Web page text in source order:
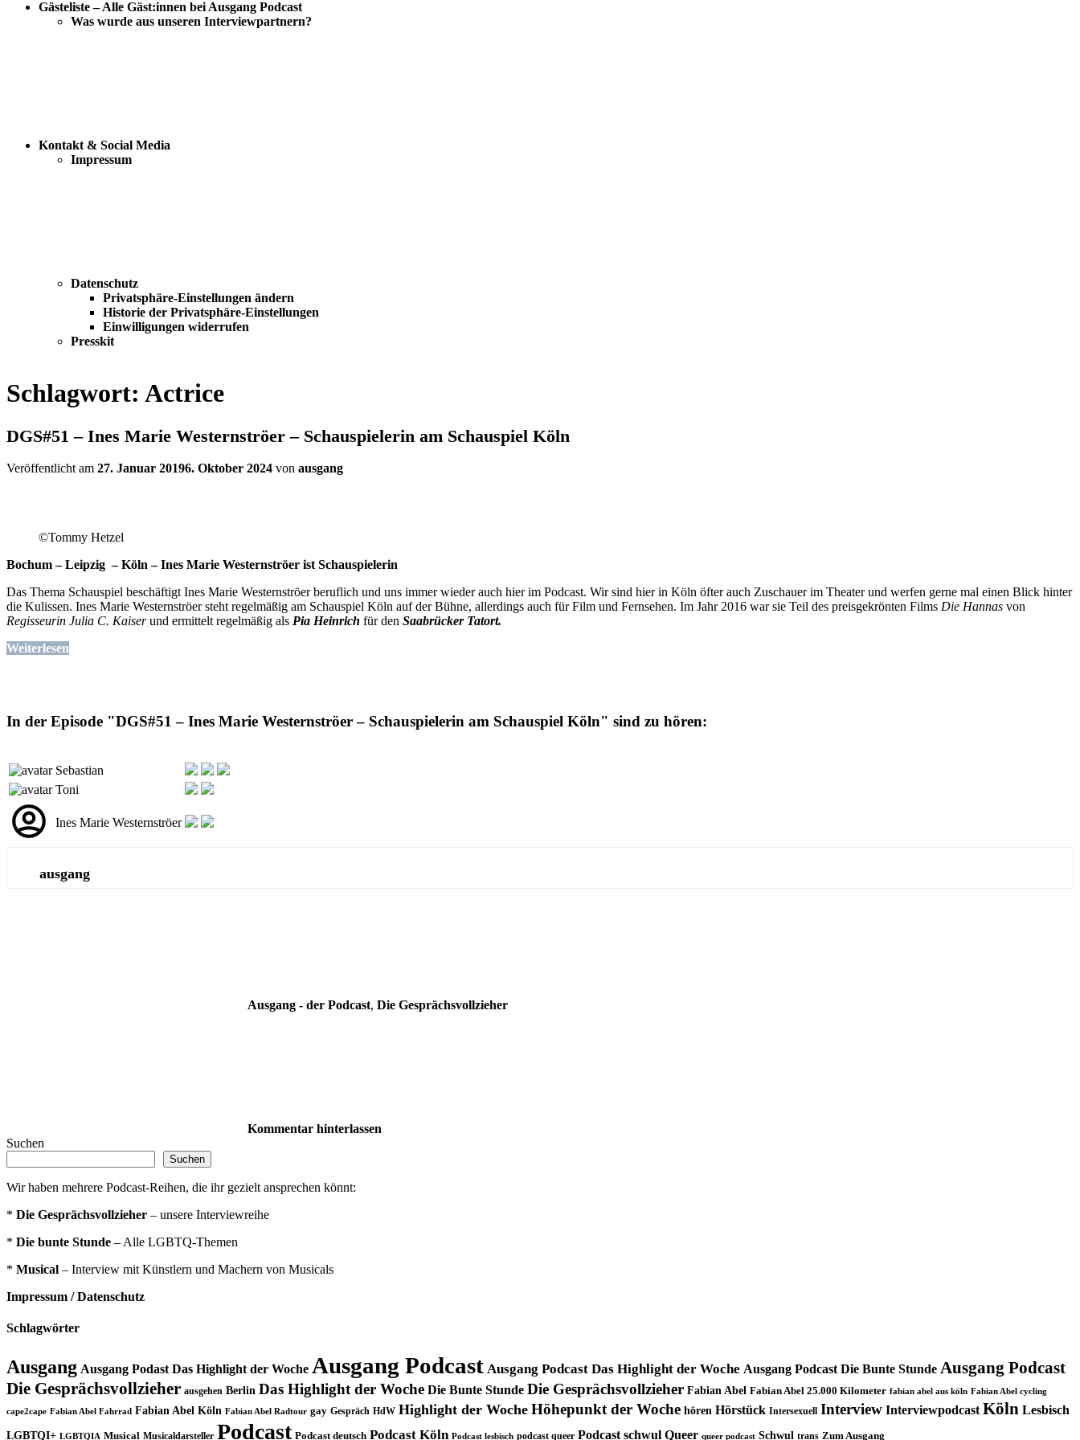
Gästeliste – Alle Gäst:innen bei Ausgang Podcast
Was wurde aus unseren Interviewpartnern?
Kontakt & Social Media
Impressum
Datenschutz
Privatsphäre-Einstellungen ändern
Historie der Privatsphäre-Einstellungen
Einwilligungen widerrufen
Presskit
Schlagwort: Actrice
DGS#51 – Ines Marie Westernströer – Schauspielerin am Schauspiel Köln
Veröffentlicht am 27. Januar 20196. Oktober 2024 von ausgang
©Tommy Hetzel
Bochum – Leipzig – Köln – Ines Marie Westernströer ist Schauspielerin
Das Thema Schauspiel beschäftigt Ines Marie Westernströer beruflich und uns immer wieder auch hier im Podcast. Wir sind hier in Köln öfter auch Zuschauer im Theater und werfen gerne mal einen Blick hinter
die Kulissen. Ines Marie Westernströer steht regelmäßig am Schauspiel Köln auf der Bühne, allerdings auch für Film und Fernsehen. Im Jahr 2016 war sie Teil des preisgekrönten Films Die Hannas von
Regisseurin Julia C. Kaiserund ermittelt regelmäßig als Pia Heinrich für den Saabrücker Tatort.
Weiterlesen
In der Episode "DGS#51 – Ines Marie Westernströer – Schauspielerin am Schauspiel Köln" sind zu hören:
Sebastian
Toni
Ines Marie Westernströer
ausgang
Ausgang - der Podcast, Die Gesprächsvollzieher
Kommentar hinterlassen
Suchen
Suchen
Wir haben mehrere Podcast-Reihen, die ihr gezielt ansprechen könnt:
* Die Gesprächsvollzieher – unsere Interviewreihe
* Die bunte Stunde – Alle LGBTQ-Themen
* Musical – Interview mit Künstlern und Machern von Musicals
Impressum / Datenschutz
Schlagwörter
Ausgang Ausgang Podast Das Highlight der Woche Ausgang Podcast Ausgang Podcast Das Highlight der Woche Ausgang Podcast Die Bunte Stunde Ausgang Podcast
Die Gesprächsvollzieher ausgehen Berlin Das Highlight der Woche Die Bunte Stunde Die Gesprächsvollzieher Fabian Abel Fabian Abel 25.000 Kilometer fabian abel aus köln Fabian Abel cycling
cape2cape Fabian Abel Fahrrad Fabian Abel Köln Fabian Abel Radtour gay Gespräch HdW Highlight der Woche Höhepunkt der Woche hören Hörstück Intersexuell Interview Interviewpodcast Köln Lesbisch
LGBTQI+ LGBTQIA Musical Musicaldarsteller Podcast Podcast deutsch Podcast Köln Podcast lesbisch podcast queer Podcast schwul Queer queer podcast Schwul trans Zum Ausgang